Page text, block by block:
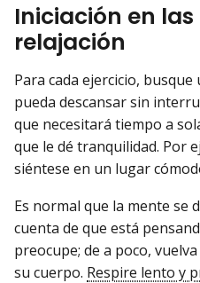
Iniciación en
relajación
Para cada ejercicio,
pueda descansar sin
que necesitará tiempo a
que le dé tranquilidad. Por
siéntese en un lugar
Es normal que la mente se
cuenta de que está
preocupe; de a poco,
su cuerpo. Respire lento y